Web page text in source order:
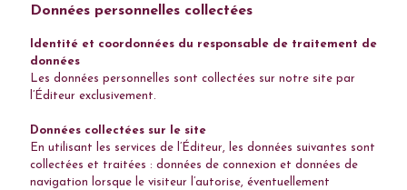
Données personnelles collectées
Identité et coordonnées du responsable de traitement de
données
Les données personnelles sont collectées sur notre site par
l’Éditeur exclusivement.
Données collectées sur le site
En utilisant les services de l’Éditeur, les données suivantes sont
collectées et traitées : données de connexion et données de
navigation lorsque le visiteur l’autorise, éventuellement